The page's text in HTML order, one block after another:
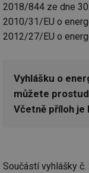
2018/844 ze dne
2010/31/EU o
2012/27/EU o
Vyhlášku o
můžete
Včetně příloh je
Součástí vyhlášky